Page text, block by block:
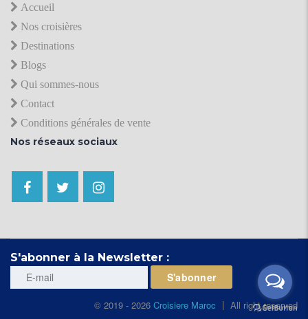
Accueil
Nos croisières
Destinations
Blogs
Qui sommes-nous
Contact
Conditions générales de vente
Nos réseaux sociaux
S'abonner à la Newsletter :
© 2019 - 2026 Croisiere Maroc All right reserved